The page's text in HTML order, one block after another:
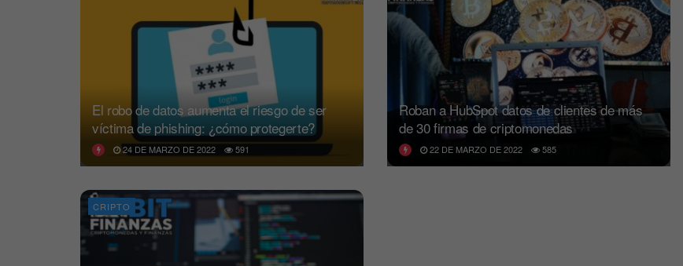
El robo de datos aumenta el riesgo de ser
víctima de phishing: ¿cómo protegerte?
24 DE MARZO DE 2022 591
Roban a HubSpot datos de clientes de más
de 30 firmas de criptomonedas
22 DE MARZO DE 2022 585
CRIPTO